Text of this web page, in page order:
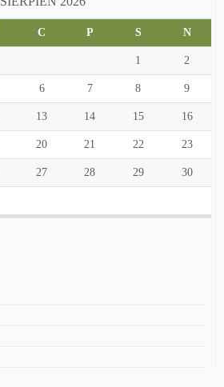
C P S N
1 2
6 7 8 9
13 14 15 16
20 21 22 23
27 28 29 30